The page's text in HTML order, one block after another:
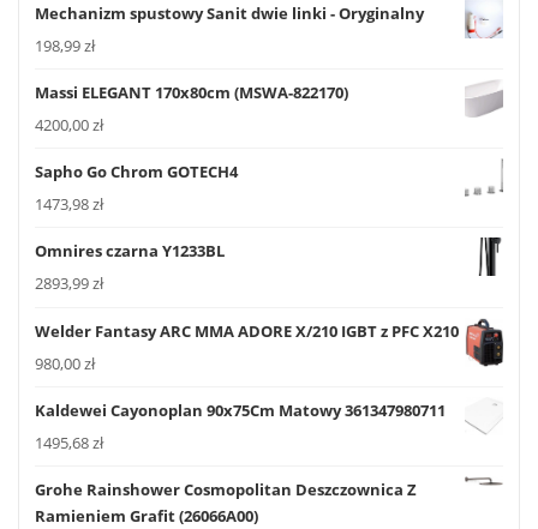
Mechanizm spustowy Sanit dwie linki - Oryginalny
198,99zł
Massi ELEGANT 170x80cm (MSWA-822170)
4200,00zł
Sapho Go Chrom GOTECH4
1473,98zł
Omnires czarna Y1233BL
2893,99zł
Welder Fantasy ARC MMA ADORE X/210 IGBT z PFC X210
980,00zł
Kaldewei Cayonoplan 90x75Cm Matowy 361347980711
1495,68zł
Grohe Rainshower Cosmopolitan Deszczownica Z
Ramieniem Grafit (26066A00)